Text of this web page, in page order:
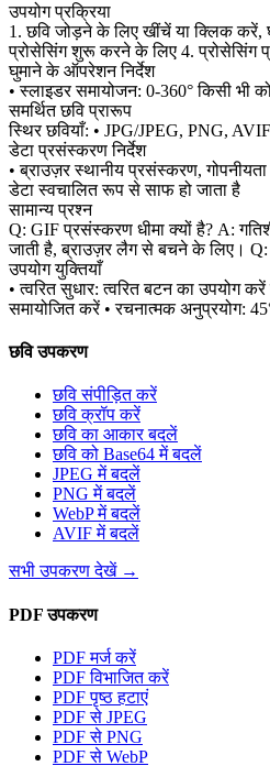
उपयोग प्रक्रिया
1. छवि जोड़ने के लिए खींचें या क्लिक करें,
प्रोसेसिंग शुरू करने के लिए 4. प्रोसेसिंग
घुमाने के ऑपरेशन निर्देश
• स्लाइडर समायोजन: 0-360° किसी भी
समर्थित छवि प्रारूप
स्थिर छवियाँ: • JPG/JPEG, PNG,
डेटा प्रसंस्करण निर्देश
• ब्राउज़र स्थानीय प्रसंस्करण,
डेटा स्वचालित रूप से साफ हो जाता है
सामान्य प्रश्न
Q: GIF प्रसंस्करण धीमा क्यों है? A:
जाती है, ब्राउज़र लैग से बचने के लिए। Q:
उपयोग युक्तियाँ
• त्वरित सुधार: त्वरित बटन का उपयोग
समायोजित करें • रचनात्मक अनुप्रयोग:
छवि उपकरण
छवि संपीड़ित करें
छवि क्रॉप करें
छवि का आकार बदलें
छवि को Base64 में बदलें
JPEG में बदलें
PNG में बदलें
WebP में बदलें
AVIF में बदलें
सभी उपकरण देखें→
PDF उपकरण
PDF मर्ज करें
PDF विभाजित करें
PDF पृष्ठ हटाएं
PDF से JPEG
PDF से PNG
PDF से WebP